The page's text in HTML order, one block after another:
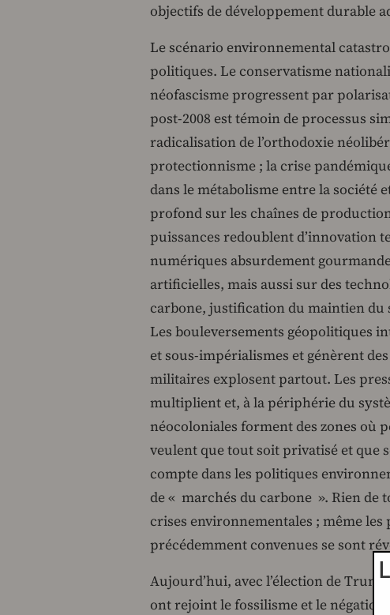
objectifs de développement durable
Le scénario environnemental
politiques. Le conservatisme
néofascisme progressent par
post-2008 est témoin de processus
radicalisation de l’orthodoxie
protectionnisme ; la crise
dans le métabolisme entre la société
profond sur les chaînes de
puissances redoublent d’innovation
numériques absurdement
artificielles, mais aussi sur des
carbone, justification du maintien du
Les bouleversements géopolitiques
et sous-impérialismes et génèrent
militaires explosent partout. Les
multiplient et, à la périphérie du
néocoloniales forment des zones où
veulent que tout soit privatisé et que
compte dans les politiques
de « marchés du carbone ». Rien de
crises environnementales ; même
précédemment convenues se sont
Aujourd’hui, avec l’élection de
ont rejoint le fossilisme et le